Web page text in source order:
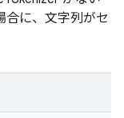
合に、文字列がセ